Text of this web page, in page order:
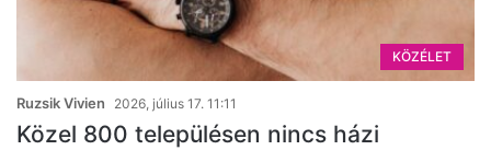
KÖZÉLET
Ruzsik Vivien 2026, július 17. 11:11
Közel 800 településen nincs házi